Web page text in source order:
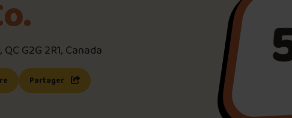
Trouve une POUTZ sur la
Palmarès des meilleures
G2G 2R1, Canada
dans une nouvelle fenêtre)
(ce lien s’ouvrira dans une nouvelle fenêtre)
Partager